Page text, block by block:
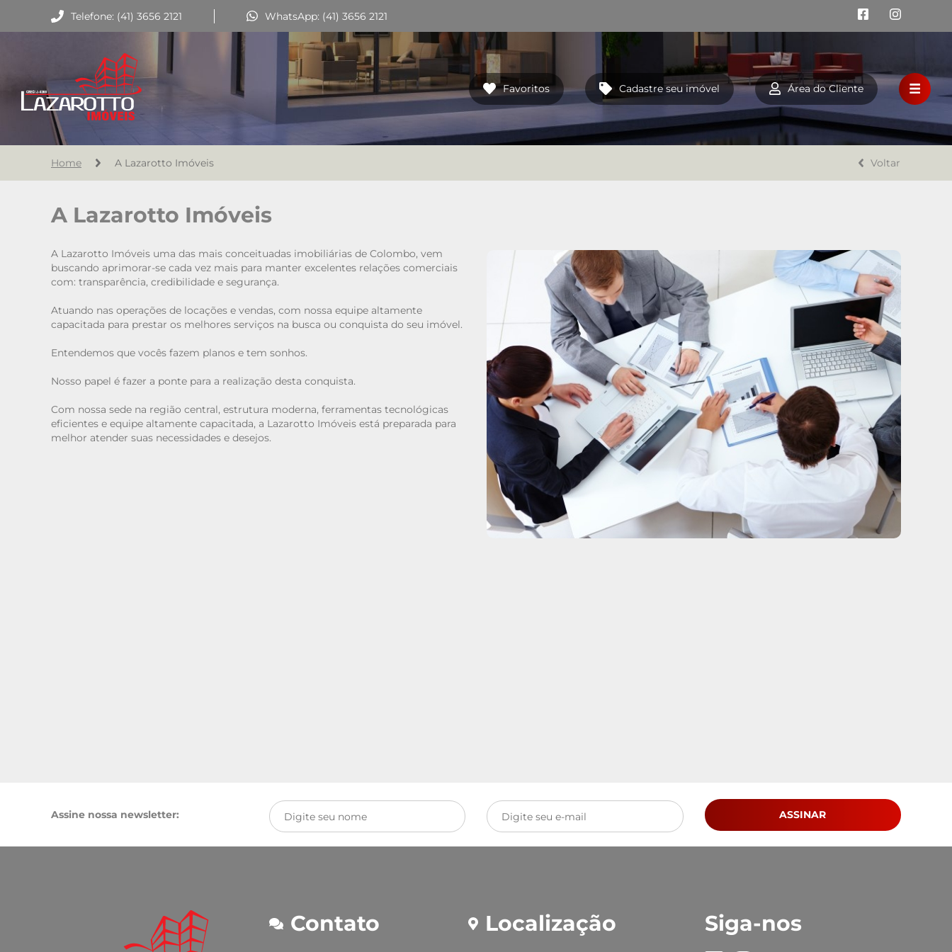
Telefone: (41) 3656 2121 WhatsApp: (41) 3656 2121
Favoritos Cadastre seu imóvel
Área do Cliente
HOME
VENDA
A LAZAROTTO IMÓVEIS
TRABALHE CONOSCO
CONTATO
Home A Lazarotto Imóveis Voltar
A Lazarotto Imóveis
A Lazarotto Imóveis uma das mais conceituadas imobiliárias de Colombo, vem
buscando aprimorar-se cada vez mais para manter excelentes relações comerciais
com: transparência, credibilidade e segurança.
Atuando nas operações de locações e vendas, com nossa equipe altamente
capacitada para prestar os melhores serviços na busca ou conquista do seu imóvel.
Entendemos que vocês fazem planos e tem sonhos.
Nosso papel é fazer a ponte para a realização desta conquista.
Com nossa sede na região central, estrutura moderna, ferramentas tecnológicas
eficientes e equipe altamente capacitada, a Lazarotto Imóveis está preparada para
melhor atender suas necessidades e desejos.
Assine nossa newsletter: ASSINAR
Contato Localização Siga-nos